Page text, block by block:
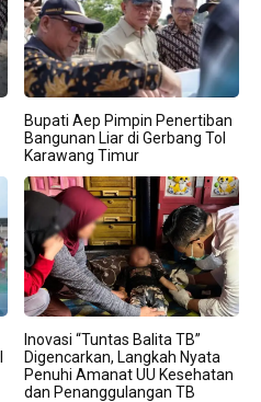
Bupati Aep Pimpin Penertiban
Bangunan Liar di Gerbang Tol
Karawang Timur
Inovasi “Tuntas Balita TB”
Digencarkan, Langkah Nyata
Penuhi Amanat UU Kesehatan
dan Penanggulangan TB